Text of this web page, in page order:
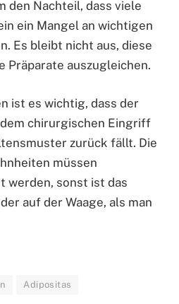
den Nachteil, dass viele
ein Mangel an wichtigen
Es bleibt nicht aus, diese
Präparate auszugleichen.
ist es wichtig, dass der
chirurgischen Eingriff
zurück fällt. Die
müssen
werden, sonst ist das
auf der Waage, als man
Adipositas